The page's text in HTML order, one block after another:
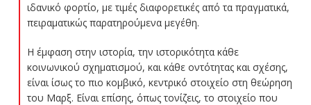
ιδανικό φορτίο, με τιμές διαφορετικές από τα πραγματικά,
πειραματικώς παρατηρούμενα μεγέθη.
Η έμφαση στην ιστορία, την ιστορικότητα κάθε
κοινωνικού σχηματισμού, και κάθε οντότητας και σχέσης,
είναι ίσως το πιο κομβικό, κεντρικό στοιχείο στη θεώρηση
του Μαρξ. Είναι επίσης, όπως τονίζεις, το στοιχείο που